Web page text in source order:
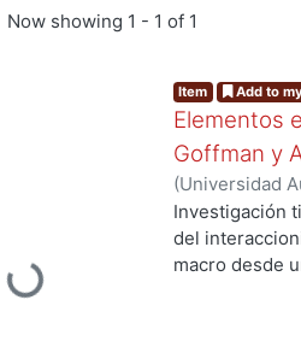
Now showing 1 - 1 of 1
Loading...
Item Add to
Elementos
Goffman y
(Universidad
de Servicios
Investigación
del
macro desde